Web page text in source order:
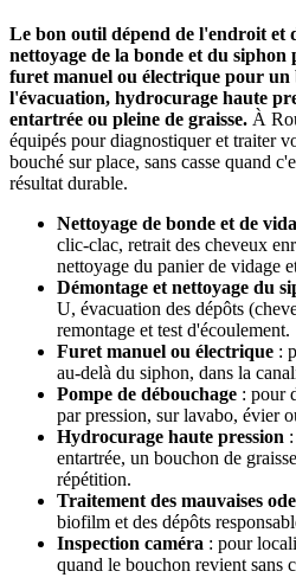
Le bon outil dépend de l'endroit et
nettoyage de la bonde et du siphon
furet manuel ou électrique pour
l'évacuation, hydrocurage haute
entartrée ou pleine de graisse. À
équipés pour diagnostiquer et traiter
bouché sur place, sans casse quand
résultat durable.
Nettoyage de bonde et de
clic-clac, retrait des cheveux
nettoyage du panier de vidage
Démontage et nettoyage du
U, évacuation des dépôts
remontage et test d'écoulement.
Furet manuel ou électrique :
au-delà du siphon, dans la
Pompe de débouchage : pour
par pression, sur lavabo, évier
Hydrocurage haute pression
entartrée, un bouchon de
répétition.
Traitement des mauvaises
biofilm et des dépôts
Inspection caméra : pour
quand le bouchon revient sans